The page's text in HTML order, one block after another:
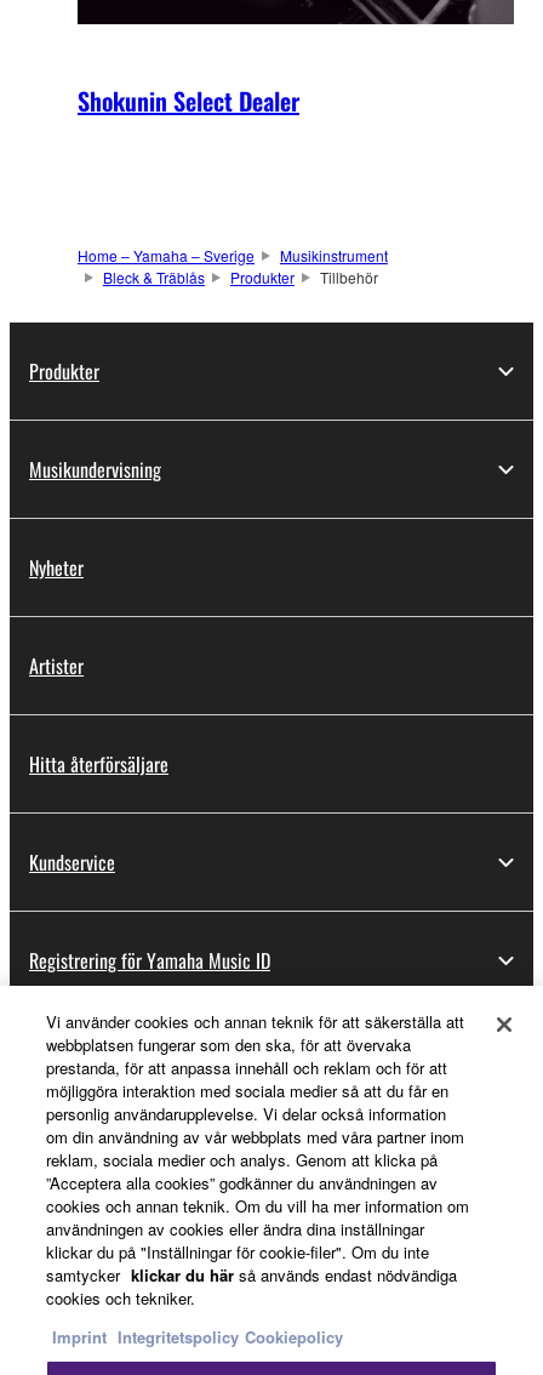
Shokunin Select Dealer
Home – Yamaha – Sverige
Musikinstrument
Bleck & Träblås
Produkter Tillbehör
Produkter
Musikundervisning
Nyheter
Artister
Hitta återförsäljare
Kundservice
Registrering för Yamaha Music ID
Om Yamaha
Sverige - Swedish
Business
Vi använder cookies och annan teknik för att säkerställa att
webbplatsen fungerar som den ska, för att övervaka
prestanda, för att anpassa innehåll och reklam och för att
möjliggöra interaktion med sociala medier så att du får en
personlig användarupplevelse. Vi delar också information
om din användning av vår webbplats med våra partner inom
reklam, sociala medier och analys. Genom att klicka på
”Acceptera alla cookies” godkänner du användningen av
cookies och annan teknik. Om du vill ha mer information om
användningen av cookies eller ändra dina inställningar
klickar du på "Inställningar för cookie-filer". Om du inte
samtycker klickar du här så används endast nödvändiga
cookies och tekniker.
Imprint Integritetspolicy Cookiepolicy